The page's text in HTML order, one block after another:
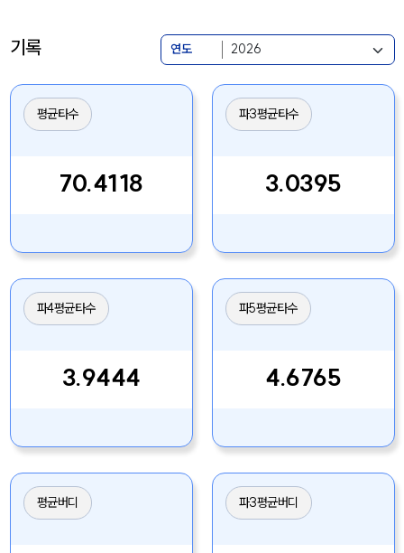
기록 연도
평균타수
70.4118
파3평균타수
3.0395
파4평균타수
3.9444
파5평균타수
4.6765
평균버디 파3평균버디